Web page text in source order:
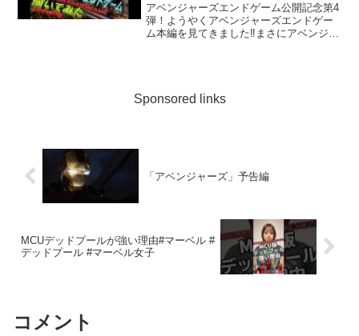
アベンジャーズエンドゲーム公開記念第4
弾！ようやくアベンジャーズエンドゲー
ム本編を見てきました‼まさにアベンジャ
Sponsored links
「アベンジャーズ」予告編
MCUデッドプールが強い理由#マーベル #
デッドプール #マーベル女子
コメント